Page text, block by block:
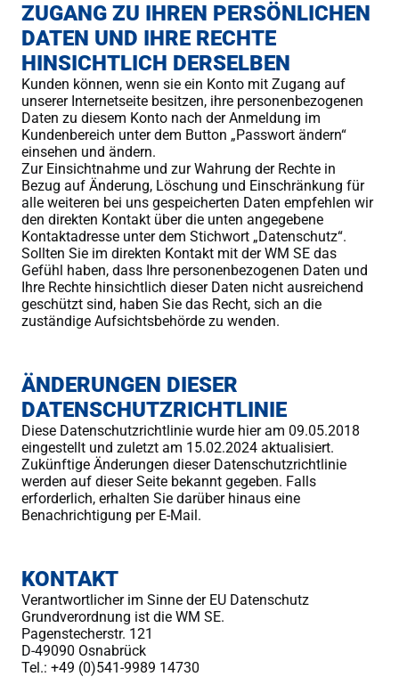
ZUGANG ZU IHREN PERSÖNLICHEN
DATEN UND IHRE RECHTE
HINSICHTLICH DERSELBEN
Kunden können, wenn sie ein Konto mit Zugang auf
unserer Internetseite besitzen, ihre personenbezogenen
Daten zu diesem Konto nach der Anmeldung im
Kundenbereich unter dem Button „Passwort ändern“
einsehen und ändern.
Zur Einsichtnahme und zur Wahrung der Rechte in
Bezug auf Änderung, Löschung und Einschränkung für
alle weiteren bei uns gespeicherten Daten empfehlen wir
den direkten Kontakt über die unten angegebene
Kontaktadresse unter dem Stichwort „Datenschutz“.
Sollten Sie im direkten Kontakt mit der WM SE das
Gefühl haben, dass Ihre personenbezogenen Daten und
Ihre Rechte hinsichtlich dieser Daten nicht ausreichend
geschützt sind, haben Sie das Recht, sich an die
zuständige Aufsichtsbehörde zu wenden.
ÄNDERUNGEN DIESER
DATENSCHUTZRICHTLINIE
Diese Datenschutzrichtlinie wurde hier am 09.05.2018
eingestellt und zuletzt am 15.02.2024 aktualisiert.
Zukünftige Änderungen dieser Datenschutzrichtlinie
werden auf dieser Seite bekannt gegeben. Falls
erforderlich, erhalten Sie darüber hinaus eine
Benachrichtigung per E-Mail.
KONTAKT
Verantwortlicher im Sinne der EU Datenschutz
Grundverordnung ist die WM SE.
Pagenstecherstr. 121
D-49090 Osnabrück
Tel.: +49 (0)541-9989 14730